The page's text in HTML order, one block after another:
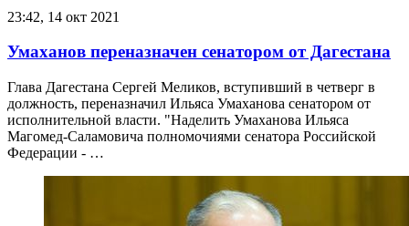
23:42, 14 окт 2021
Умаханов переназначен сенатором от Дагестана
Глава Дагестана Сергей Меликов, вступивший в четверг в
должность, переназначил Ильяса Умаханова сенатором от
исполнительной власти. "Наделить Умаханова Ильяса
Магомед-Саламовича полномочиями сенатора Российской
Федерации - …